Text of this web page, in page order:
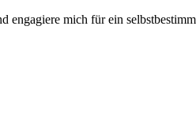
mich für ein